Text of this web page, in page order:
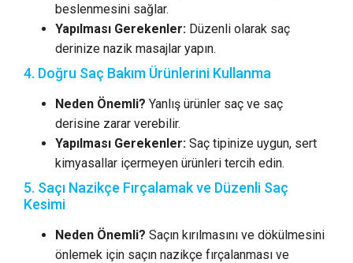
beslenmesini sağlar.
Yapılması Gerekenler: Düzenli olarak saç
derinize nazik masajlar yapın.
4. Doğru Saç Bakım Ürünlerini Kullanma
Neden Önemli? Yanlış ürünler saç ve saç
derisine zarar verebilir.
Yapılması Gerekenler: Saç tipinize uygun, sert
kimyasallar içermeyen ürünleri tercih edin.
5. Saçı Nazikçe Fırçalamak ve Düzenli Saç
Kesimi
Neden Önemli? Saçın kırılmasını ve dökülmesini
önlemek için saçın nazikçe fırçalanması ve